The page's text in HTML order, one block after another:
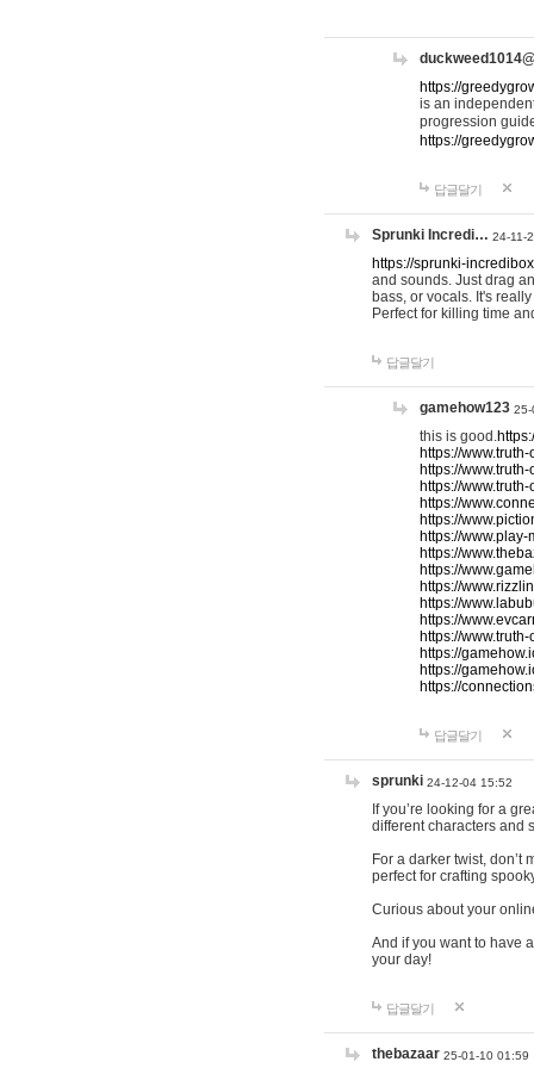
https://
is an
progression
https://
답글달기
Sprunki Incredi… 24-11-
https://sprunki-
and sounds. Just drag
bass, or vocals. It's
Perfect for killing time
답글달기
gamehow123 25-
this is good.
https://
https://
https://
https://
https://
https://
https://
https://
https://
https://
https://
https://
https://
https://
https://
답글달기
sprunki 24-12-04 15:52
If you’re looking for a
different characters and
For a darker twist, don’t
perfect for crafting
Curious about your
And if you want to have
your day!
답글달기
thebazaar 25-01-10 01:59